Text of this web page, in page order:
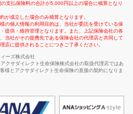
支払保険料の合計が5,000円以上の場合に積算となり
が成立した場合のみ積算となります。
の個人情報の利用目的は、当社が委託を受けている保
提供・維持管理となります。また、上記保険会社の各
当社がその提携先である保険会社の代理店と共同して
店に提供されることにつきご了承ください。
ーズ株式会社
クサダイレクト生命保険株式会社の取扱代理店ではあ
様とアクサダイレクト生命保険の直接の契約になりま